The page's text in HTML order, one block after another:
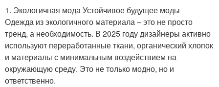
1. Экологичная мода Устойчивое будущее моды
Одежда из экологичного материала – это не просто
тренд, а необходимость. В 2025 году дизайнеры активно
используют переработанные ткани, органический хлопок
и материалы с минимальным воздействием на
окружающую среду. Это не только модно, но и
ответственно.